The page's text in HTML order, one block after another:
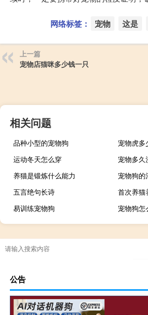
网络标签： 宠物 这是
上一篇
宠物店猫咪多少钱一只
相关问题
品种小型的宠物狗
宠物虎多
运动冬天怎么穿
宠物多久
养猫是锻炼什么能力
宠物狗的
五言绝句长诗
首次养猫
易训练宠物狗
宠物狗怎
公告